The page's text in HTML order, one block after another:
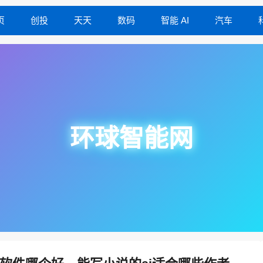
创投 天天 数码 智能 AI 汽车
环球智能网